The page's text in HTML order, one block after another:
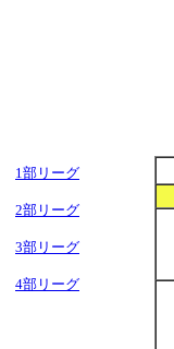
1部リーグ
2部リーグ
3部リーグ
4部リーグ